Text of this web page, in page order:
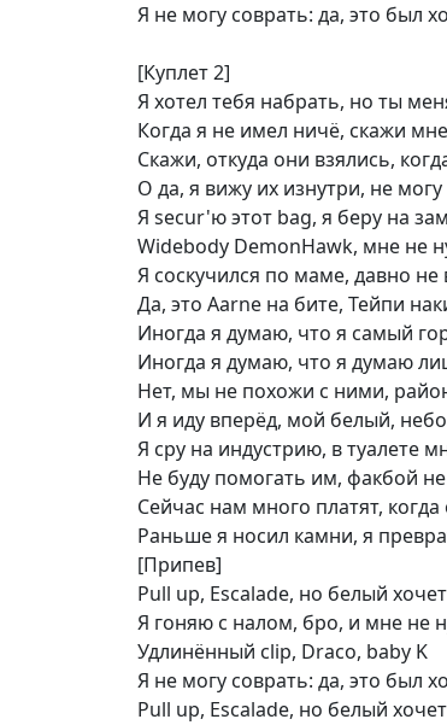
Я не могу соврать: да, это был
[Куплет 2]
Я хотел тебя набрать, но ты
Когда я не имел ничё, скажи
Скажи, откуда они взялись,
О да, я вижу их изнутри, не
Я secur'ю этот bag, я беру на
Widebody DemonHawk, мне не
Я соскучился по маме, давно не
Да, это Aarne на бите, Тейпи
Иногда я думаю, что я самый
Иногда я думаю, что я думаю
Нет, мы не похожи с ними,
И я иду вперёд, мой белый,
Я сру на индустрию, в туалете
Не буду помогать им, факбой
Сейчас нам много платят,
Раньше я носил камни, я
[Припев]
Pull up, Escalade, но белый
Я гоняю с налом, бро, и мне не
Удлинённый clip, Draco, baby K
Я не могу соврать: да, это был
Pull up, Escalade, но белый